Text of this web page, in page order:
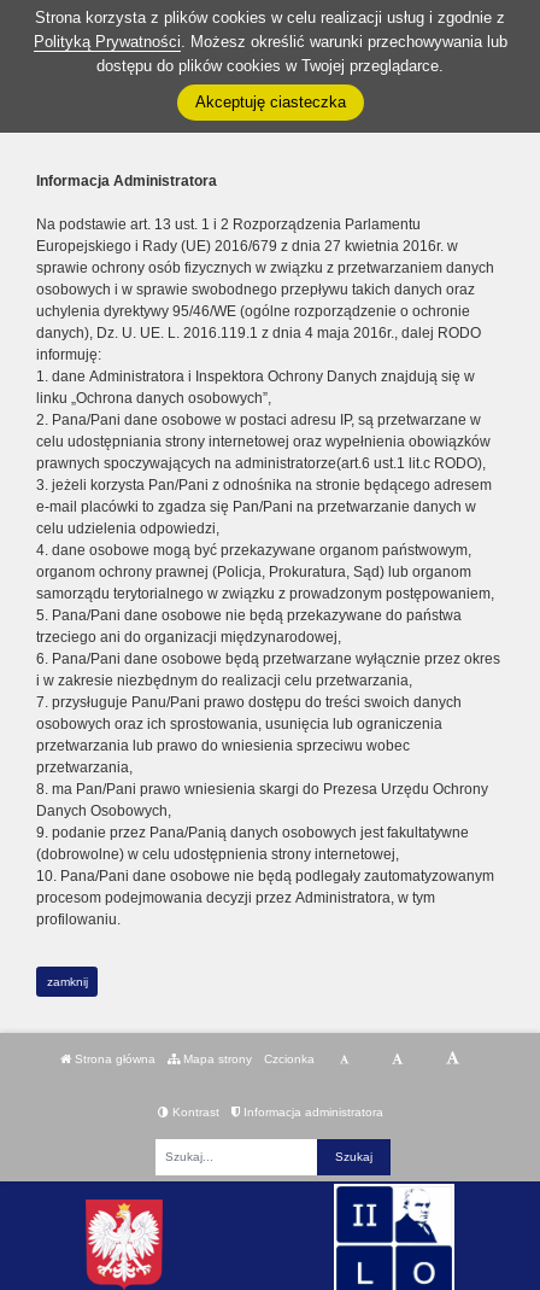
Strona korzysta z plików cookies w celu realizacji usług i zgodnie z
Polityką Prywatności. Możesz określić warunki przechowywania lub
dostępu do plików cookies w Twojej przeglądarce.
Akceptuję ciasteczka
Informacja Administratora
Na podstawie art. 13 ust. 1 i 2 Rozporządzenia Parlamentu
Europejskiego i Rady (UE) 2016/679 z dnia 27 kwietnia 2016r. w
sprawie ochrony osób fizycznych w związku z przetwarzaniem danych
osobowych i w sprawie swobodnego przepływu takich danych oraz
uchylenia dyrektywy 95/46/WE (ogólne rozporządzenie o ochronie
danych), Dz. U. UE. L. 2016.119.1 z dnia 4 maja 2016r., dalej RODO
informuję:
1. dane Administratora i Inspektora Ochrony Danych znajdują się w
linku „Ochrona danych osobowych”,
2. Pana/Pani dane osobowe w postaci adresu IP, są przetwarzane w
celu udostępniania strony internetowej oraz wypełnienia obowiązków
prawnych spoczywających na administratorze(art.6 ust.1 lit.c RODO),
3. jeżeli korzysta Pan/Pani z odnośnika na stronie będącego adresem
e-mail placówki to zgadza się Pan/Pani na przetwarzanie danych w
celu udzielenia odpowiedzi,
4. dane osobowe mogą być przekazywane organom państwowym,
organom ochrony prawnej (Policja, Prokuratura, Sąd) lub organom
samorządu terytorialnego w związku z prowadzonym postępowaniem,
5. Pana/Pani dane osobowe nie będą przekazywane do państwa
trzeciego ani do organizacji międzynarodowej,
6. Pana/Pani dane osobowe będą przetwarzane wyłącznie przez okres
i w zakresie niezbędnym do realizacji celu przetwarzania,
7. przysługuje Panu/Pani prawo dostępu do treści swoich danych
osobowych oraz ich sprostowania, usunięcia lub ograniczenia
przetwarzania lub prawo do wniesienia sprzeciwu wobec
przetwarzania,
8. ma Pan/Pani prawo wniesienia skargi do Prezesa Urzędu Ochrony
Danych Osobowych,
9. podanie przez Pana/Panią danych osobowych jest fakultatywne
(dobrowolne) w celu udostępnienia strony internetowej,
10. Pana/Pani dane osobowe nie będą podlegały zautomatyzowanym
procesom podejmowania decyzji przez Administratora, w tym
profilowaniu.
zamknij
Strona główna Mapa strony Czcionka
Kontrast Informacja administratora